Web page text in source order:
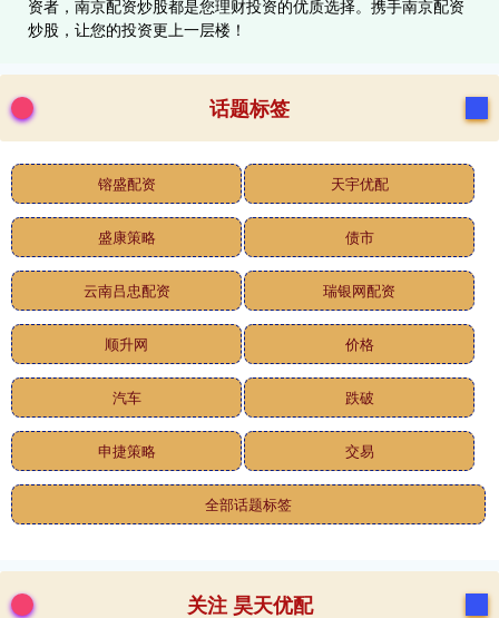
资者，南京配资炒股都是您理财投资的优质选择。携手南京配资
炒股，让您的投资更上一层楼！
话题标签
镕盛配资 天宇优配
盛康策略 债市
云南吕忠配资 瑞银网配资
顺升网 价格
汽车 跌破
申捷策略 交易
全部话题标签
关注 昊天优配